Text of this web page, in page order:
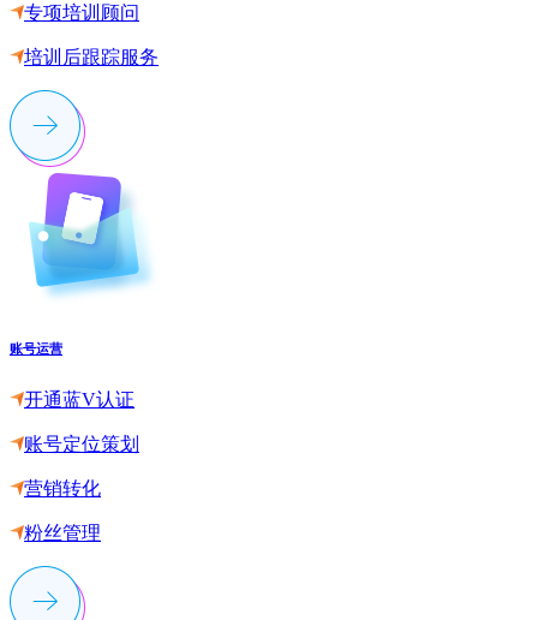
专项培训顾问
培训后跟踪服务
账号运营
开通蓝V认证
账号定位策划
营销转化
粉丝管理